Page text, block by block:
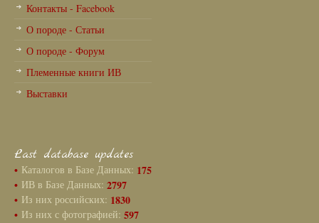
Контакты - Facebook
О породе - Статьи
О породе - Форум
Племенные книги ИВ
Выставки
Last database updates
• Каталогов в Базе Данных: 175
• ИВ в Базе Данных: 2797
• Из них российских: 1830
• Из них с фотографией: 597